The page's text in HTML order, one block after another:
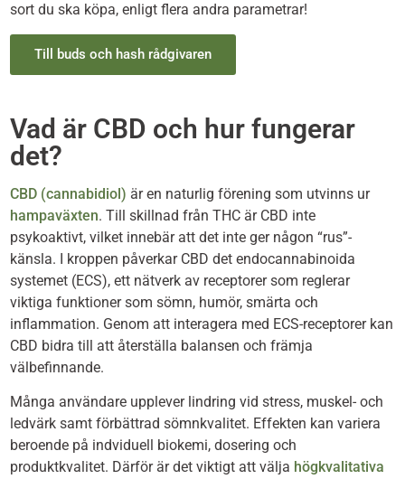
sort du ska köpa, enligt flera andra parametrar!
Till buds och hash rådgivaren
Vad är CBD och hur fungerar
det?
CBD (cannabidiol) är en naturlig förening som utvinns ur
hampa­växten. Till skillnad från THC är CBD inte
psykoaktivt, vilket innebär att det inte ger någon “rus”-
känsla. I kroppen påverkar CBD det endocannabinoida
systemet (ECS), ett nätverk av receptorer som reglerar
viktiga funktioner som sömn, humör, smärta och
inflammation. Genom att interagera med ECS-receptorer kan
CBD bidra till att återställa balansen och främja
välbefinnande.
Många användare upplever lindring vid stress, muskel- och
ledvärk samt förbättrad sömnkvalitet. Effekten kan variera
beroende på indviduell biokemi, dosering och
produktkvalitet. Därför är det viktigt att välja högkvalitativa